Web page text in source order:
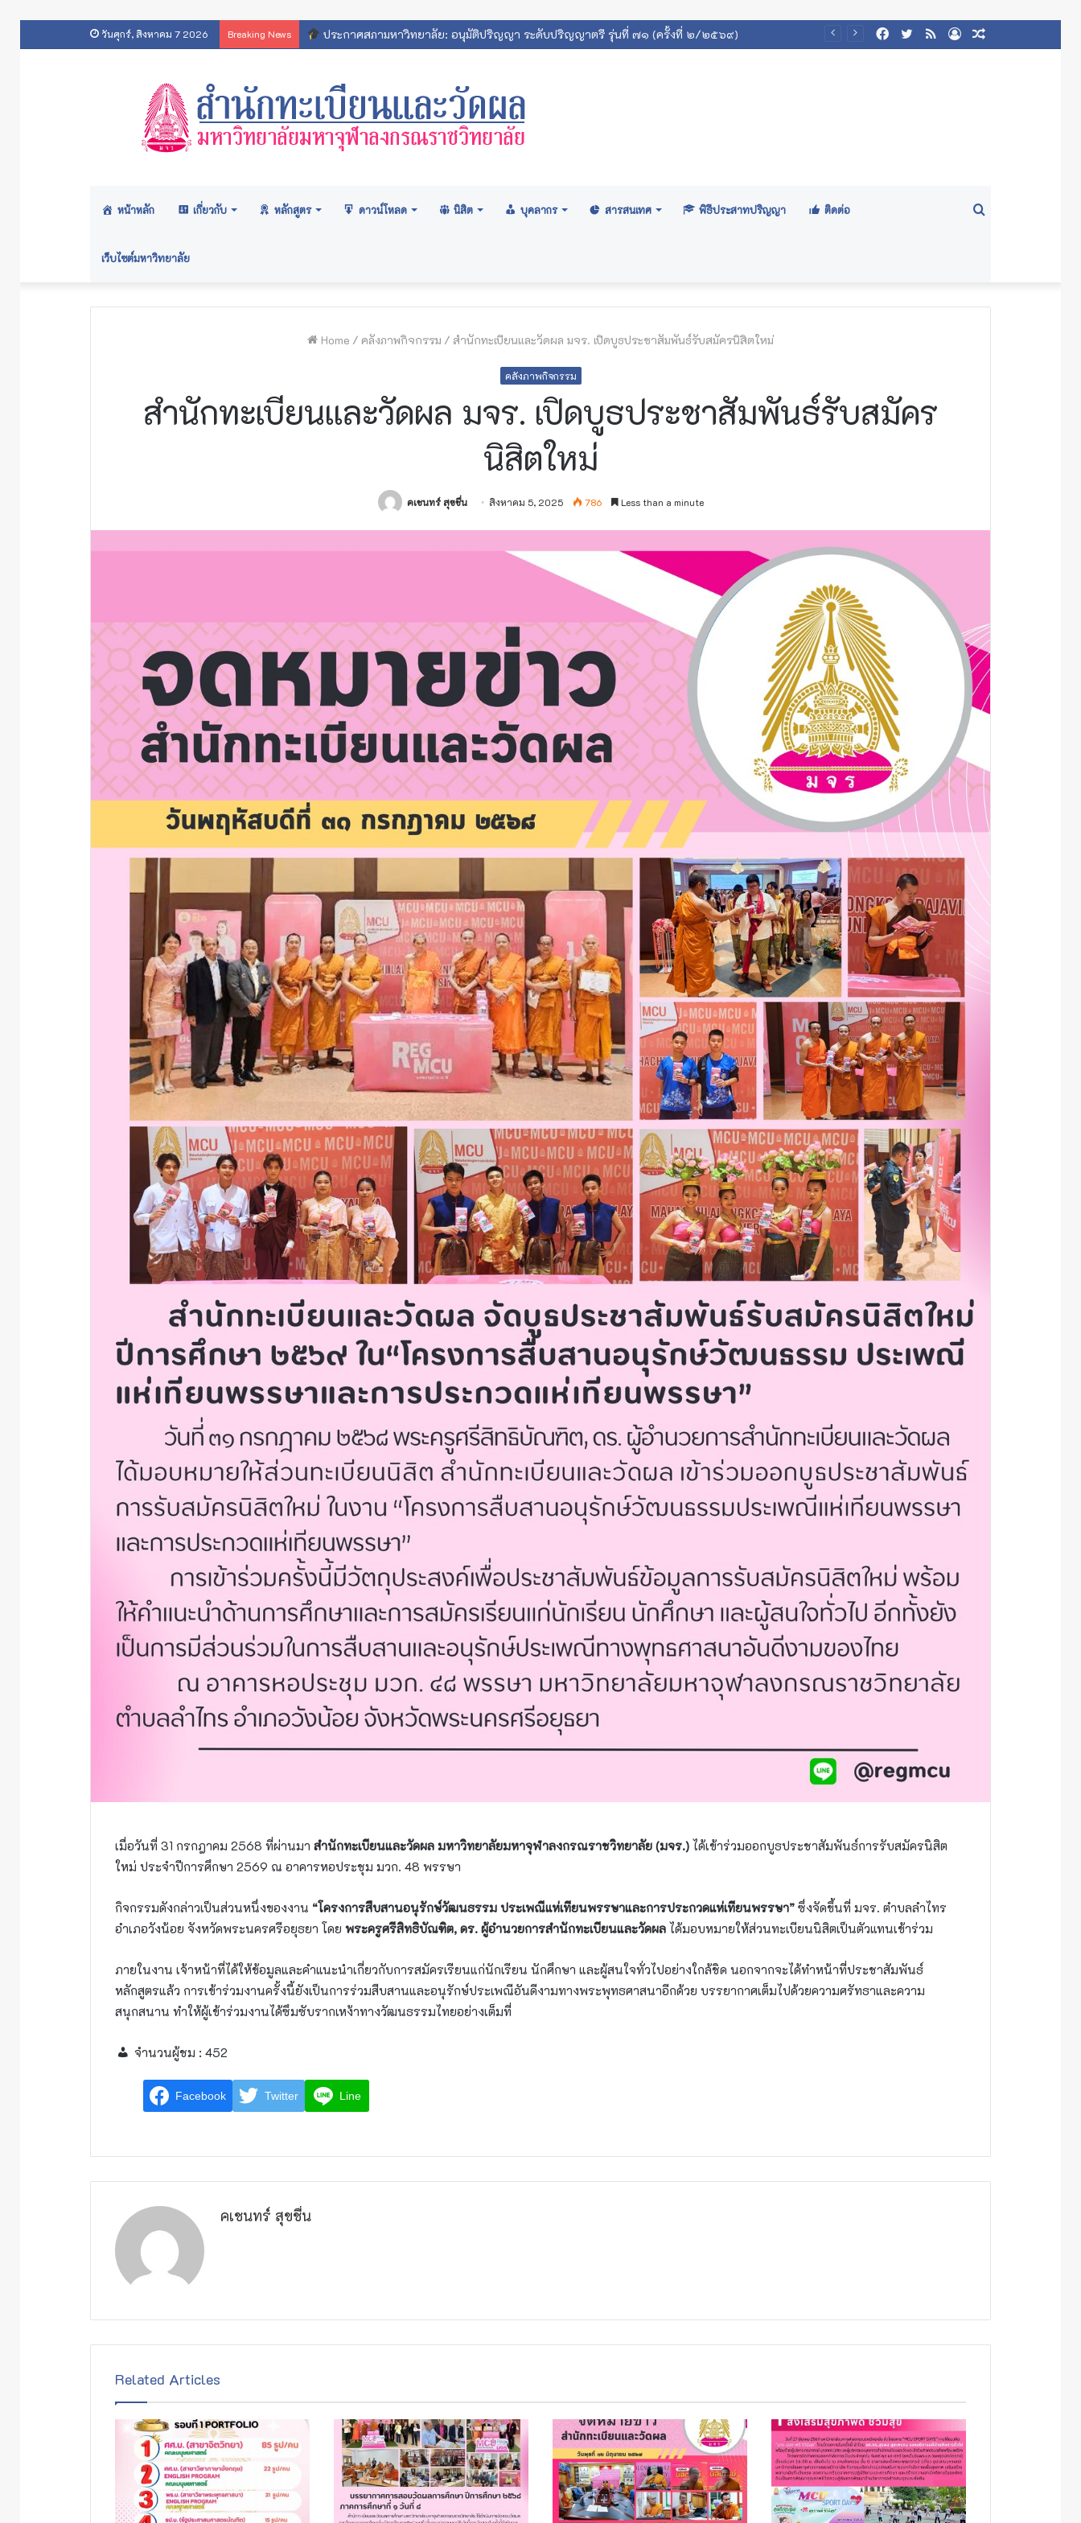
วันศุกร์, สิงหาคม 7 2026 Breaking News สารสนเทศสถิตินิสิตมหาวิทยาลัยมหาจุฬาลงกรณราชวิทยาลัย 2569
Log
RSS
Twitter
Facebook
หน้าหลัก เกี่ยวกับ หลักสูตร ดาวน์โหลด นิสิต บุคลากร สารสนเทศ พิธีประสาทปริญญา ติดต่อ
เว็บไซต์มหาวิทยาลัย
Home / คลังภาพกิจกรรม / สำนักทะเบียนและวัดผล มจร. เปิดบูธประชาสัมพันธ์รับสมัครนิสิตใหม่
คลังภาพกิจกรรม
สำนักทะเบียนและวัดผล มจร. เปิดบูธประชาสัมพันธ์รับสมัคร
นิสิตใหม่
คเชนทร์ สุขชื่น สิงหาคม 5, 2025 786 Less than a minute
เมื่อวันที่ 31 กรกฎาคม 2568 ที่ผ่านมา สำนักทะเบียนและวัดผล มหาวิทยาลัยมหาจุฬาลงกรณราชวิทยาลัย (มจร.) ได้เข้าร่วมออกบูธประชาสัมพันธ์การรับสมัครนิสิต
ใหม่ ประจำปีการศึกษา 2569 ณ อาคารหอประชุม มวก. 48 พรรษา
กิจกรรมดังกล่าวเป็นส่วนหนึ่งของงาน “โครงการสืบสานอนุรักษ์วัฒนธรรม ประเพณีแห่เทียนพรรษาและการประกวดแห่เทียนพรรษา” ซึ่งจัดขึ้นที่ มจร. ตำบลลำไทร
อำเภอวังน้อย จังหวัดพระนครศรีอยุธยา โดย พระครูศรีสิทธิบัณฑิต, ดร. ผู้อำนวยการสำนักทะเบียนและวัดผล ได้มอบหมายให้ส่วนทะเบียนนิสิตเป็นตัวแทนเข้าร่วม
ภายในงาน เจ้าหน้าที่ได้ให้ข้อมูลและคำแนะนำเกี่ยวกับการสมัครเรียนแก่นักเรียน นักศึกษา และผู้สนใจทั่วไปอย่างใกล้ชิด นอกจากจะได้ทำหน้าที่ประชาสัมพันธ์
หลักสูตรแล้ว การเข้าร่วมงานครั้งนี้ยังเป็นการร่วมสืบสานและอนุรักษ์ประเพณีอันดีงามทางพระพุทธศาสนาอีกด้วย บรรยากาศเต็มไปด้วยความศรัทธาและความ
สนุกสนาน ทำให้ผู้เข้าร่วมงานได้ซึมซับรากเหง้าทางวัฒนธรรมไทยอย่างเต็มที่
จำนวนผู้ชม : 452
Facebook Twitter Line
คเชนทร์ สุขชื่น
Related Articles